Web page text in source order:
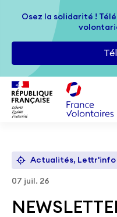
Passer au contenu principal
Osez la solidarité !
Osez la solidarité !
Actualités, Lettr'info
07 juil. 26